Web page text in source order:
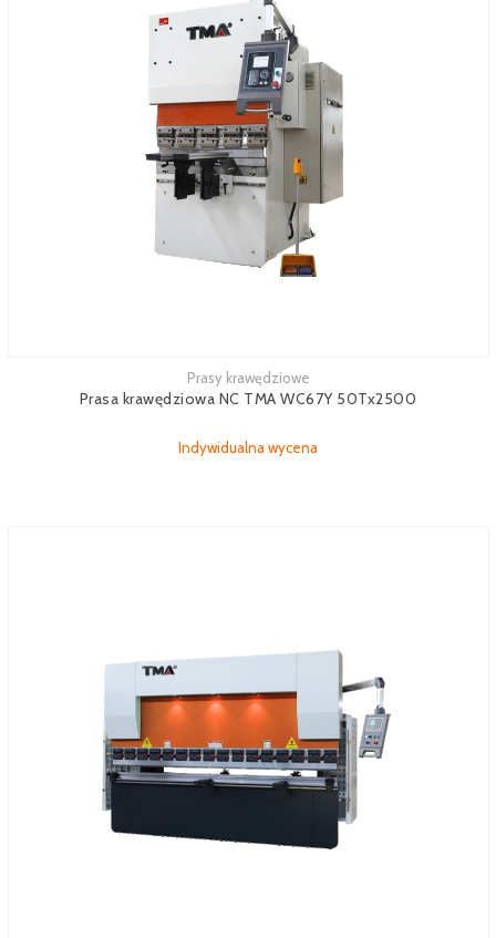
Prasy krawędziowe
Prasa krawędziowa NC TMA WC67Y 50Tx2500
Indywidualna wycena